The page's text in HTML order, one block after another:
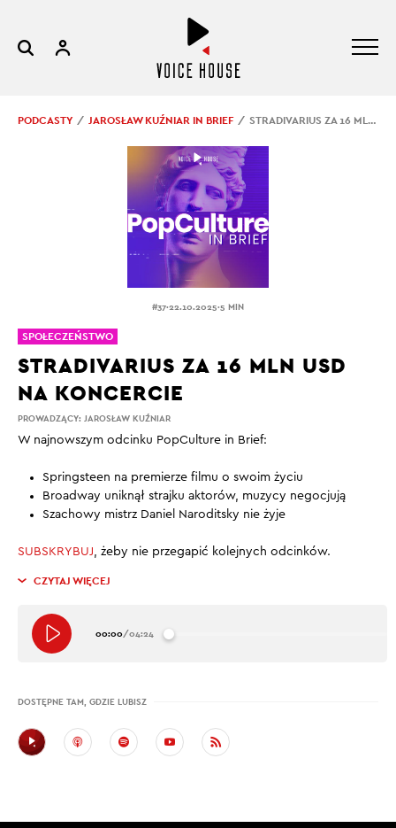
PODCASTY JAROSŁAW KUŹNIAR IN BRIEF STRADIVARIUS ZA 16 MLN USD NA KONCERCIE
#37.22.10.2025.5 MIN
PROWADZĄCY: JAROSŁAW KUŹNIAR
STRADIVARIUS ZA 16 MLN USD
NA KONCERCIE
W najnowszym odcinku PopCulture in Brief:
Springsteen na premierze filmu o swoim życiu
Broadway uniknął strajku aktorów, muzycy negocjują
Szachowy mistrz Daniel Naroditsky nie żyje
SUBSKRYBUJ, żeby nie przegapić kolejnych odcinków.
CZYTAJ WIĘCEJ
00:00/04:24
DOSTĘPNE TAM, GDZIE LUBISZ
SPOŁECZEŃSTWO